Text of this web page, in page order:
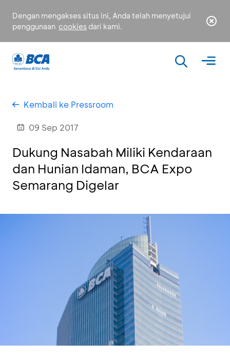
Dengan mengakses situs ini, Anda telah menyetujui
penggunaan cookies dari kami.
Kembali ke Pressroom
09 Sep 2017
Dukung Nasabah Miliki Kendaraan
dan Hunian Idaman, BCA Expo
Semarang Digelar